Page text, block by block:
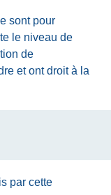
sont pour
le niveau de
de
et ont droit à la
par cette